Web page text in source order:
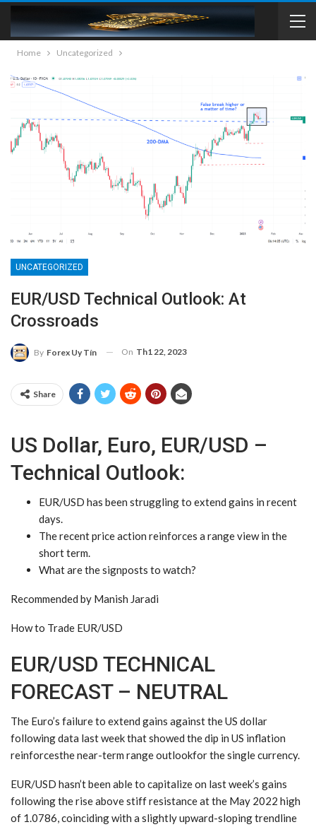
Home Uncategorized
UNCATEGORIZED
EUR/USD Technical Outlook: At
Crossroads
By Forex Uy Tín On Th1 22, 2023
Share
US Dollar, Euro, EUR/USD –
Technical Outlook:
EUR/USD has been struggling to extend gains in recent
days.
The recent price action reinforces a range view in the
short term.
What are the signposts to watch?
Recommended by Manish Jaradi
How to Trade EUR/USD
EUR/USD TECHNICAL
FORECAST – NEUTRAL
The Euro’s failure to extend gains against the US dollar
following data last week that showed the dip in US inflation
reinforcesthe near-term range outlookfor the single currency.
EUR/USD hasn’t been able to capitalize on last week’s gains
following the rise above stiff resistance at the May 2022 high
of 1.0786, coinciding with a slightly upward-sloping trendline